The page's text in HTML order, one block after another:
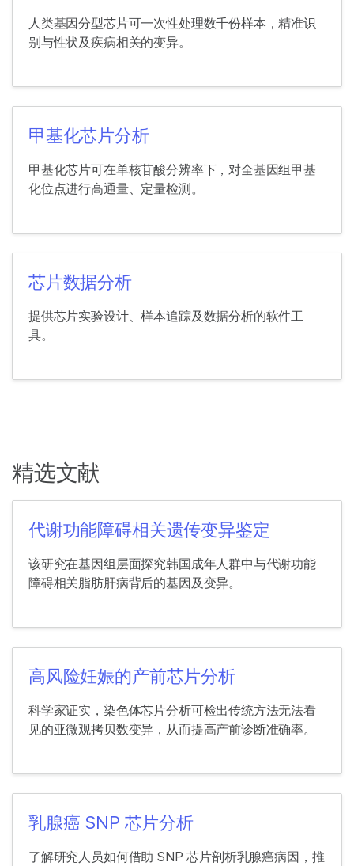
人类基因分型芯片可一次性处理数千份样本，精准识
别与性状及疾病相关的变异。
甲基化芯片分析
甲基化芯片可在单核苷酸分辨率下，对全基因组甲基
化位点进行高通量、定量检测。
芯片数据分析
提供芯片实验设计、样本追踪及数据分析的软件工
具。
精选文献
代谢功能障碍相关遗传变异鉴定
该研究在基因组层面探究韩国成年人群中与代谢功能
障碍相关脂肪肝病背后的基因及变异。
高风险妊娠的产前芯片分析
科学家证实，染色体芯片分析可检出传统方法无法看
见的亚微观拷贝数变异，从而提高产前诊断准确率。
乳腺癌 SNP 芯片分析
了解研究人员如何借助 SNP 芯片剖析乳腺癌病因，推